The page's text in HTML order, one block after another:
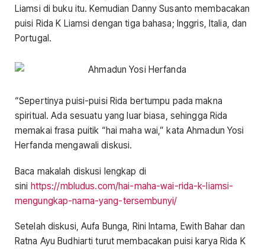
Liamsi di buku itu. Kemudian Danny Susanto membacakan
puisi Rida K Liamsi dengan tiga bahasa; Inggris, Italia, dan
Portugal.
“Sepertinya puisi-puisi Rida bertumpu pada makna
spiritual. Ada sesuatu yang luar biasa, sehingga Rida
memakai frasa puitik “hai maha wai,” kata Ahmadun Yosi
Herfanda mengawali diskusi.
Baca makalah diskusi lengkap di
sini https://mbludus.com/hai-maha-wai-rida-k-liamsi-
mengungkap-nama-yang-tersembunyi/
Setelah diskusi, Aufa Bunga, Rini Intama, Ewith Bahar dan
Ratna Ayu Budhiarti turut membacakan puisi karya Rida K